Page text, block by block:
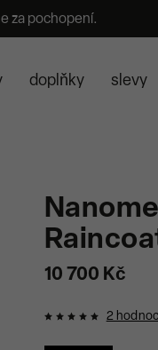
za pochopení.
doplňky slevy
10 700 Kč
2